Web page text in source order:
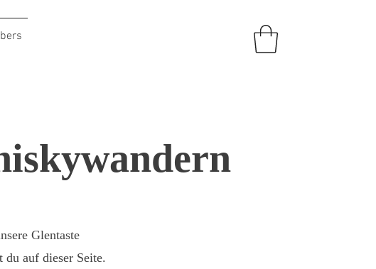
Glentaste
auf dieser Seite.